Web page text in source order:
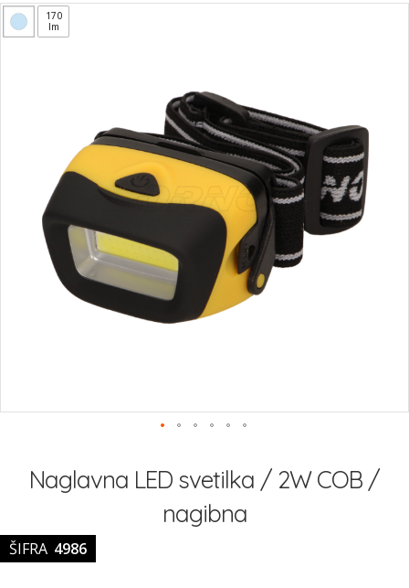
Preskoči
na
170
lm
začetekNaglavna LED svetilka / 2W COB /
nagibna
ŠIFRA 4986